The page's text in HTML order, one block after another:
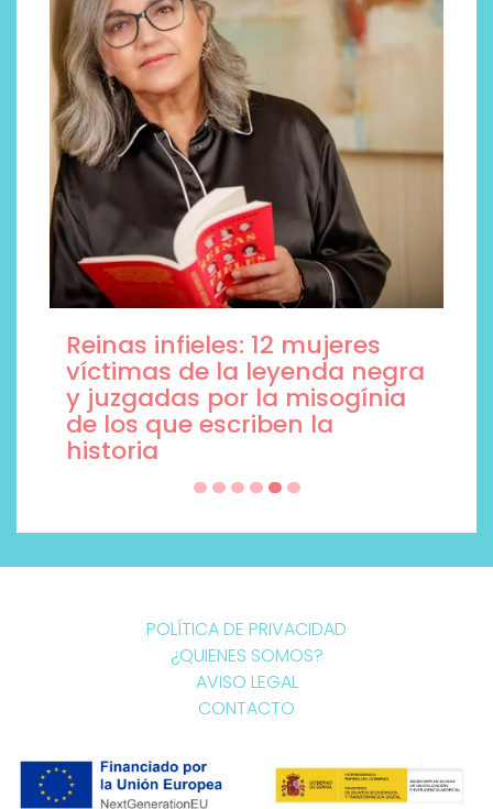
Reinas infieles: 12 mujeres
víctimas de la leyenda negra
y juzgadas por la misogínia
de los que escriben la
historia
POLÍTICA DE PRIVACIDAD
¿QUIENES SOMOS?
AVISO LEGAL
CONTACTO